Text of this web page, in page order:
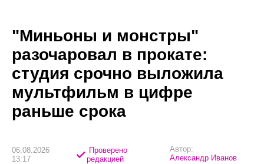
"Миньоны и монстры"
разочаровал в прокате:
студия срочно выложила
мультфильм в цифре
раньше срока
06.08.2026
13:17
Проверено
редакцией
Автор:
Александр Иванов